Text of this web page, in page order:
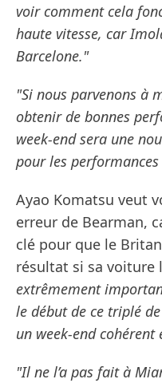
voir comment cela
haute vitesse, car
Barcelone."
"Si nous parvenons à
obtenir de bonnes
week-end sera une
pour les
Ayao Komatsu veut
erreur de Bearman,
clé pour que le
résultat si sa voiture
extrêmement
le début de ce triplé
un week-end cohérent
"Il ne l’a pas fait à